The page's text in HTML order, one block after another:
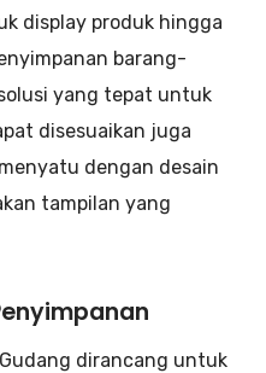
display produk hingga
barang-
yang tepat untuk
disesuaikan juga
dengan desain
tampilan yang
Gudang dirancang untuk